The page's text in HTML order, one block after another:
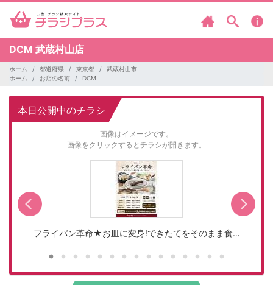
DCM 武蔵村山店
ホーム 都道府県 東京都
武蔵村山市
ホーム
お店の名前 DCM
本日公開中のチラシ
画像はイメージです。
画像をクリックするとチラシが開きます。
フライパン革命★お皿に変身!できたてをそのまま食…